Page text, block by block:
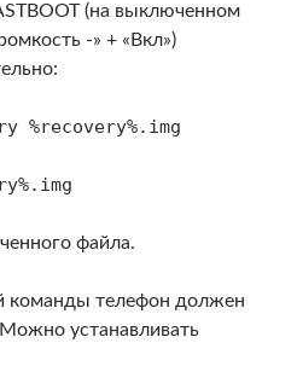
(на выключенном
-» + «Вкл»)
файла.
команды телефон должен
Можно устанавливать